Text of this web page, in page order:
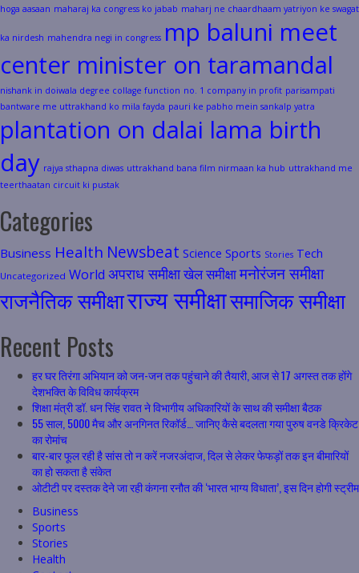
hoga aasaan maharaj ka congress ko jabab maharj ne chaardhaam yatriyon ke swagat
ka nirdesh mahendra negi in congress mp baluni meet
center minister on taramandal
nishank in doiwala degree collage function no. 1 company in profit parisampati
bantware me uttrakhand ko mila fayda pauri ke pabho mein sankalp yatra
plantation on dalai lama birth
day rajya sthapna diwas uttrakhand bana film nirmaan ka hub uttrakhand me
teerthaatan circuit ki pustak
Categories
Business Health Newsbeat Science Sports Stories Tech
Uncategorized World अपराध समीक्षाखेल समीक्षामनोरंजन समीक्षा
राजनैतिक समीक्षाराज्य समीक्षासमाजिक समीक्षा
Recent Posts
हर घर तिरंगा अभियान को जन-जन तक पहुंचाने की तैयारी, आज से 17 अगस्त तक होंगे
देशभक्ति के विविध कार्यक्रम
शिक्षा मंत्री डॉ. धन सिंह रावत ने विभागीय अधिकारियों के साथ की समीक्षा बैठक
55 साल, 5000 मैच और अनगिनत रिकॉर्ड… जानिए कैसे बदलता गया पुरुष वनडे क्रिकेट
का रोमांच
बार-बार फूल रही है सांस तो न करें नजरअंदाज, दिल से लेकर फेफड़ों तक इन बीमारियों
का हो सकता है संकेत
ओटीटी पर दस्तक देने जा रही कंगना रनौत की ‘भारत भाग्य विधाता’, इस दिन होगी स्ट्रीम
Business
Sports
Stories
Health